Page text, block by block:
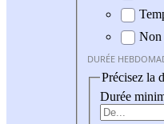
Non
DURÉE
Précisez la
Durée